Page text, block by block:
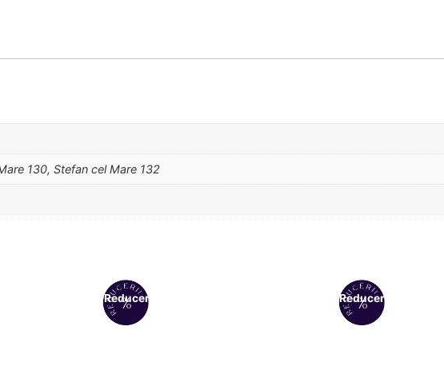
130, Stefan cel Mare 132
Reduceri! Reduceri!